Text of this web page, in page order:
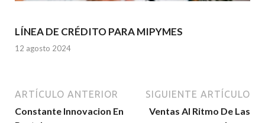
LÍNEA DE CRÉDITO PARA MIPYMES
12 agosto 2024
ARTÍCULO ANTERIOR
Constante Innovacion En
SIGUIENTE ARTÍCULO
Ventas Al Ritmo De Las